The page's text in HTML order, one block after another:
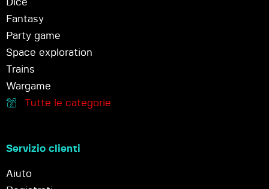
Dice
Fantasy
Party game
Space exploration
Trains
Wargame
Tutte le categorie
Servizio clienti
Aiuto